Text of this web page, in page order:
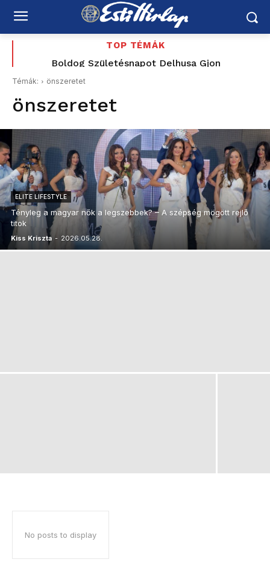
TOP TÉMÁK
Boldog Születésnapot Delhusa Gjon
Boldog Születésnapot Frenyó Krisztina
Témák: önszeretet
önszeretet
ELITE LIFESTYLE
Tényleg a magyar nők a legszebbek? – A szépség mögött rejlő
titok
Kiss Kriszta - 2026.05.28.
No posts to display